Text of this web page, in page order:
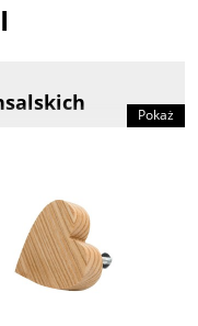
stylu i
Pokaż